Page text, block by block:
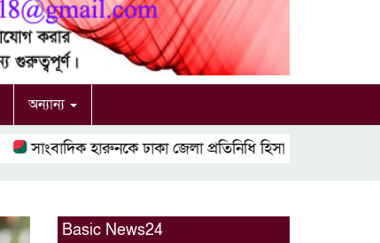
অন্যান্য
সাংবাদিক হারুনকে ঢাকা জেলা প্রতিনিধি হিসাবে দায়িত্ব দেওয়া হল
Basic News24